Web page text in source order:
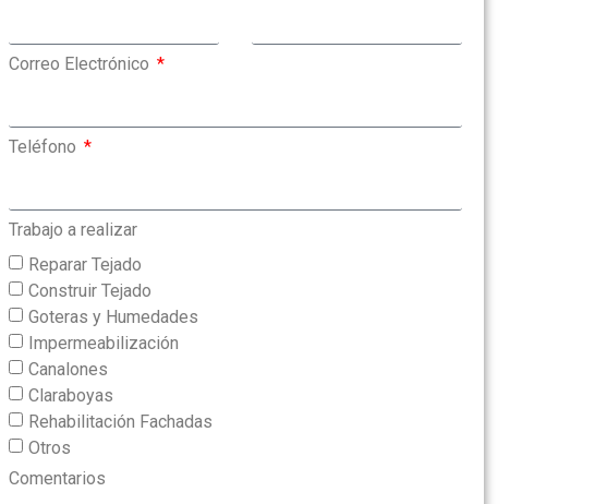
Correo Electrónico
Teléfono
Trabajo a realizar
Reparar Tejado
Construir Tejado
Goteras y Humedades
Impermeabilización
Canalones
Claraboyas
Rehabilitación Fachadas
Otros
Comentarios